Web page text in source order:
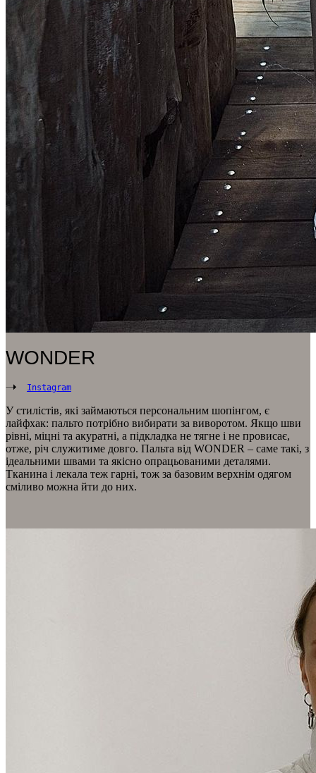
WONDER
Instagram
У стилістів, які займаються персональним шопінгом, є
лайфхак: пальто потрібно вибирати за виворотом. Якщо шви
рівні, міцні та акуратні, а підкладка не тягне і не провисає,
отже, річ служитиме довго. Пальта від WONDER – саме такі, з
ідеальними швами та якісно опрацьованими деталями.
Тканина і лекала теж гарні, тож за базовим верхнім одягом
сміливо можна йти до них.